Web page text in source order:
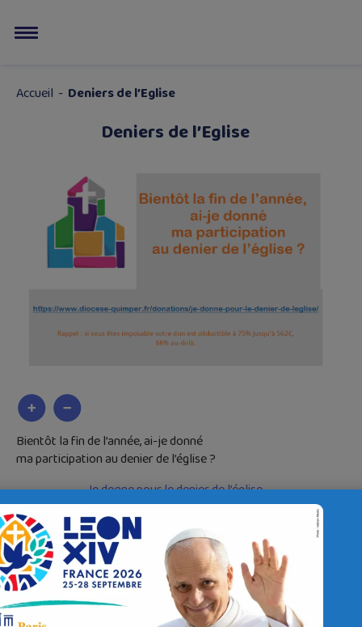
Accueil - Deniers de l’Eglise
Deniers de l’Eglise
Bientôt la fin de l’année, ai-je donné
ma participation au denier de l’église ?
Je donne pour le denier de l’église
Rappel : si vous êtes imposable votre don est déductible à
75% jusqu’à 562€,
66% au-delà.